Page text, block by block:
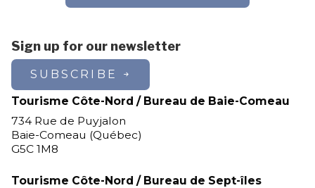
Sign up for our newsletter
SUBSCRIBE
Tourisme Côte-Nord / Bureau de Baie-Comeau
734 Rue de Puyjalon
Baie-Comeau (Québec)
G5C 1M8
Tourisme Côte-Nord / Bureau de Sept-îles